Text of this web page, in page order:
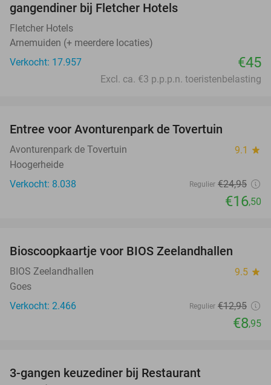
gangendiner bij Fletcher Hotels
Fletcher Hotels
Arnemuiden (+ meerdere locaties)
Verkocht: 17.957
€45
Excl. ca. €3 p.p.p.n. toeristenbelasting
Entree voor Avonturenpark de Tovertuin
Avonturenpark de Tovertuin 9.1 star
Hoogerheide
Verkocht: 8.038
Regulier €24,95
€16,50
Bioscoopkaartje voor BIOS Zeelandhallen
BIOS Zeelandhallen 9.5 star
Goes
Verkocht: 2.466
Regulier €12,95
€8,95
3-gangen keuzediner bij Restaurant